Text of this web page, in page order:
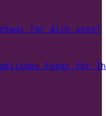
für dich sein?
Event für